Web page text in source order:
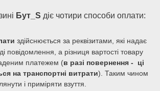
Бут_S діє чотири способи оплати:
здійснюється за реквізитами, які надає
повідомлення, а різниця вартості товару
платежем (в разі повернення - ці
на транспортні витрати). Таким чином
і приміряти взуття.